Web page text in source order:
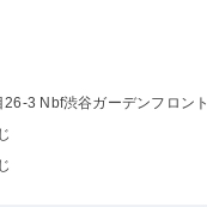
3 Nbf渋谷ガーデンフロント